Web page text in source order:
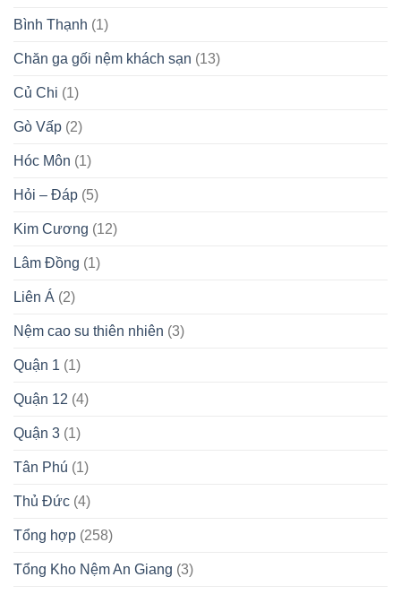
Bình Thạnh (1)
Chăn ga gối nệm khách sạn (13)
Củ Chi (1)
Gò Vấp (2)
Hóc Môn (1)
Hỏi – Đáp (5)
Kim Cương (12)
Lâm Đồng (1)
Liên Á (2)
Nệm cao su thiên nhiên (3)
Quận 1 (1)
Quận 12 (4)
Quận 3 (1)
Tân Phú (1)
Thủ Đức (4)
Tổng hợp (258)
Tổng Kho Nệm An Giang (3)